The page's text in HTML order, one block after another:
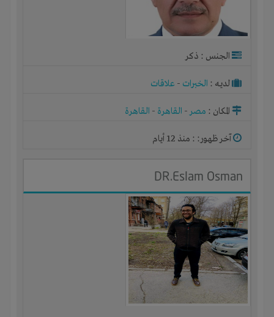
الجنس : ذكر
لديـه : الخبرات - علاقات
المكان : مصر- القاهرة - القاهرة
آخر ظهور: : منذ 12 أيام
DR.Eslam Osman